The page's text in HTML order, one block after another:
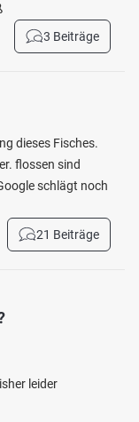
3 Beiträge
dieses Fisches.
flossen sind
schlägt noch
21 Beiträge
leider